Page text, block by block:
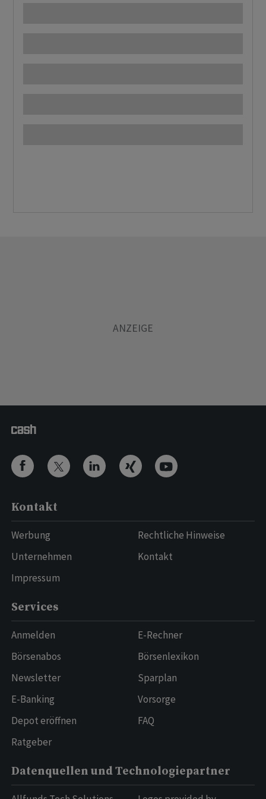
Kontakt
Werbung
Unternehmen
Impressum
Rechtliche Hinweise
Kontakt
Services
Anmelden
Börsenabos
Newsletter
E-Banking
Depot eröffnen
Ratgeber
E-Rechner
Börsenlexikon
Sparplan
Vorsorge
FAQ
Datenquellen und Technologiepartner